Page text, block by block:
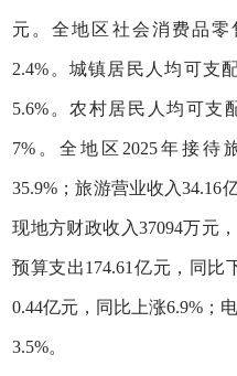
元。全地区社会消费品零
2.4%。城镇居民人均可支
5.6%。农村居民人均可支
7%。全地区2025年接待
35.9%；旅游营业收入34.16
现地方财政收入37094万元
预算支出174.61亿元，同比
0.44亿元，同比上涨6.9%；
3.5%。